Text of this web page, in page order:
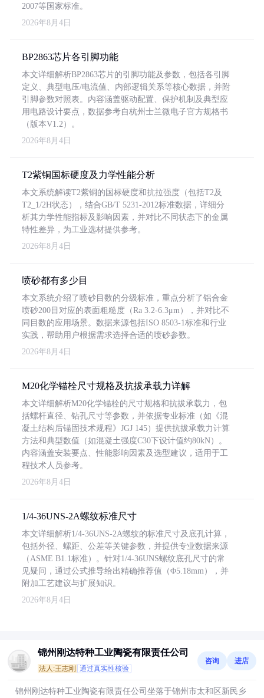
2007等国家标准。
2026年8月4日
BP2863芯片各引脚功能
本文详细解析BP2863芯片的引脚功能及参数，包括各引脚
定义、典型电压/电流值、内部逻辑关系等核心数据，并附
引脚参数对照表。内容涵盖驱动配置、保护机制及典型应
用电路设计要点，数据参考自杭州士兰微电子官方规格书
（版本V1.2）。
2026年8月4日
T2紫铜国标硬度及力学性能分析
本文系统解读T2紫铜的国标硬度和抗拉强度（包括T2及
T2_1/2H状态），结合GB/T 5231-2012标准数据，详细分
析其力学性能指标及影响因素，并对比不同状态下的金属
特性差异，为工业选材提供参考。
2026年8月4日
喷砂都有多少目
本文系统介绍了喷砂目数的分级标准，重点分析了铝合金
喷砂200目对应的表面粗糙度（Ra 3.2-6.3μm），并对比不
同目数的应用场景。数据来源包括ISO 8503-1标准和行业
实践，帮助用户根据需求选择合适的喷砂参数。
2026年8月4日
M20化学锚栓尺寸规格及抗拔承载力详解
本文详细解析M20化学锚栓的尺寸规格和抗拔承载力，包
括螺杆直径、钻孔尺寸等参数，并依据专业标准（如《混
凝土结构后锚固技术规程》JGJ 145）提供抗拔承载力计算
方法和典型数值（如混凝土强度C30下设计值约80kN）。
内容涵盖安装要点、性能影响因素及选型建议，适用于工
程技术人员参考。
2026年8月4日
1/4-36UNS-2A螺纹标准尺寸
本文详细解析1/4-36UNS-2A螺纹的标准尺寸及底孔计算，
包括外径、螺距、公差等关键参数，并提供专业数据来源
（ASME B1.1标准）。针对1/4-36UNS螺纹底孔尺寸的常
见疑问，通过公式推导给出精确推荐值（Φ5.18mm），并
附加工艺建议与扩展知识。
2026年8月4日
锦州刚达特种工业陶瓷有限责任公司
法人:王志刚 通过真实性核验
咨询 进店
锦州刚达特种工业陶瓷有限责任公司坐落于锦州市太和区新民乡